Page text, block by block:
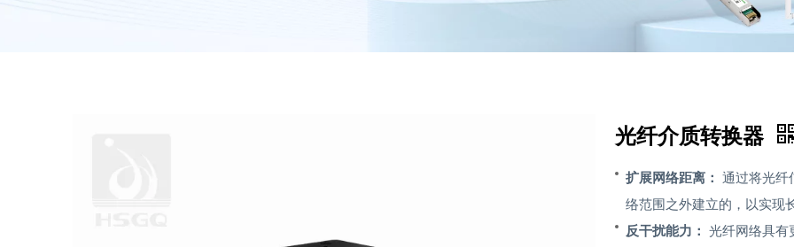
光纤介质转换器
扩展网络距离： 通过将光纤
络范围之外建立的，以实现
反干扰能力： 光纤网络具有